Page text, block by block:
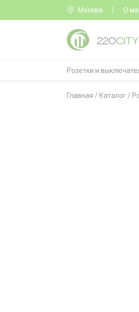
Москва О
Розетки и
Главная / Каталог /